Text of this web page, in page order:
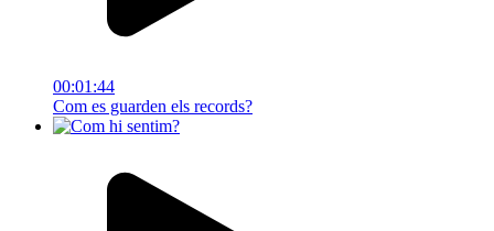
00:01:44
Com es guarden els records?